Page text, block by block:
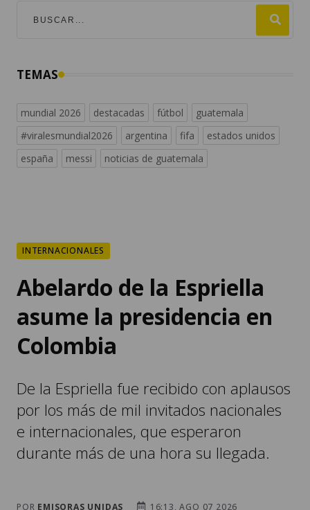
mundial 2026
españa
messi noticias de guatemala
Abelardo de la Espriella
asume la presidencia en
Colombia
De la Espriella fue recibido con aplausos
e internacionales, que esperaron
durante más de una hora su llegada.
16:13, AGO 07 2026